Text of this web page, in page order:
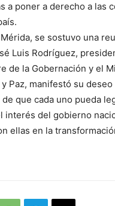
a poner a derecho a las
se sostuvo una
Luis Rodríguez,
de la Gobernación y el
Paz, manifestó su
que cada uno pueda
interés del gobierno
ellas en la